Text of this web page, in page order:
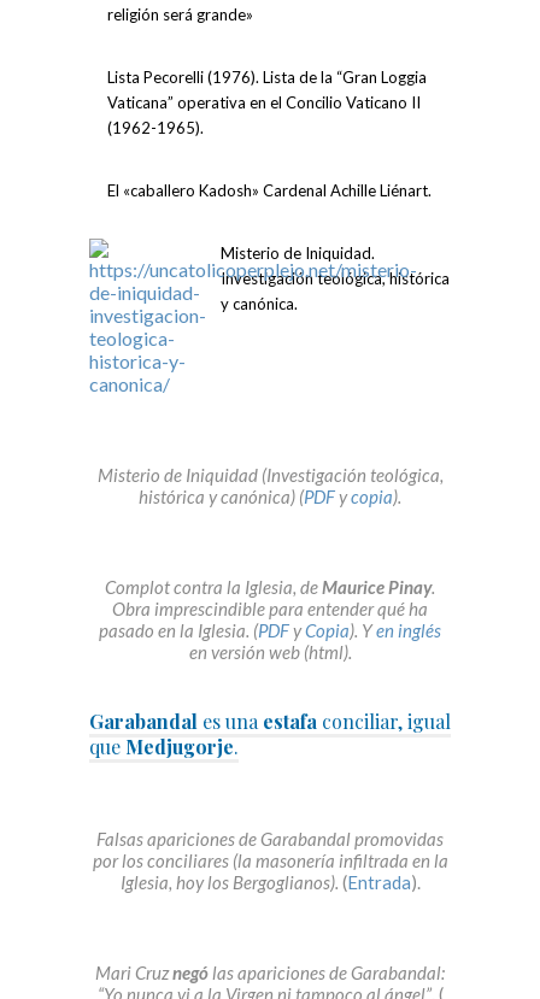
religión será grande»
Lista Pecorelli (1976). Lista de la “Gran Loggia
Vaticana” operativa en el Concilio Vaticano II
(1962-1965).
El «caballero Kadosh» Cardenal Achille Liénart.
Misterio de Iniquidad.
Investigación teológica, histórica
y canónica.
Misterio de Iniquidad (Investigación teológica,
histórica y canónica) (PDFycopia).
Complot contra la Iglesia, deMaurice Pinay.
Obra imprescindible para entender qué ha
pasado en la Iglesia. (PDFyCopia). Yen inglés
en versión web (html).
Garabandal es una estafa conciliar, igual
que Medjugorje.
Falsas apariciones de Garabandal promovidas
por los conciliares (la masonería infiltrada en la
Iglesia, hoy los Bergoglianos). (Entrada).
Mari Cruznegó las apariciones de Garabandal:
“Yo nunca vi a la Virgen ni tampoco al ángel”. (